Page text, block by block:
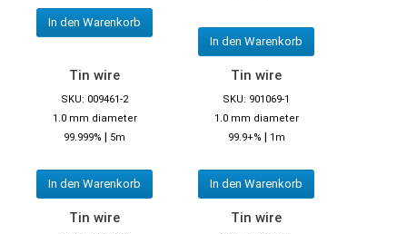
In den Warenkorb
In den Warenkorb
Tin wire
SKU: 009461-2
1.0 mm diameter
99.999% | 5m
In den Warenkorb
Tin wire
SKU: 901069-1
1.0 mm diameter
99.9+% | 1m
In den Warenkorb
Tin wire Tin wire